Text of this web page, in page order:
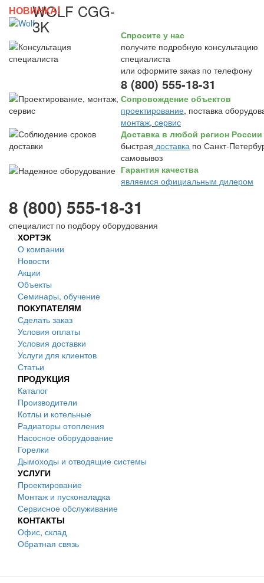
WOLF CGG-
3K
НОВИНКА!
Спросите у нас
получите подробную консультацию
специалиста
или оформите заказ по телефону
8 (800) 555-18-31
Сопровождение объектов
проектирование, поставка
монтаж, сервис
Доставка в любой регион России
быстрая доставка по Санкт-
самовывоз
Гарантия качества
являемся официальным дилером
8 (800) 555-18-31
специалист по подбору оборудования
ХОРТЭК
О компании
Новости
Акции
Объекты
Семинары, обучение
ПОКУПАТЕЛЯМ
Сделать заказ
Условия оплаты
Условия доставки
Услуги для клиентов
Статьи
ПРОДУКЦИЯ
Каталог
Производители
Котлы и котельные
Радиаторы отопления
Насосное оборудование
Горелки
Дымоходы и отводящие системы
УСЛУГИ
Проектирование
Монтаж и пусконаладка
Сервисное обслуживание
КОНТАКТЫ
Офис, склад
Обратная связь